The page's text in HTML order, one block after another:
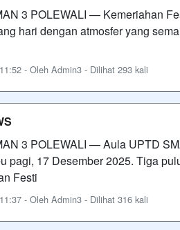
3 POLEWALI — Kemeriahan
hari dengan atmosfer yang
- Oleh Admin3 - Dilihat 293 kali
3 POLEWALI — Aula UPTD
pagi, 17 Desember 2025. Tiga
Festi
- Oleh Admin3 - Dilihat 316 kali